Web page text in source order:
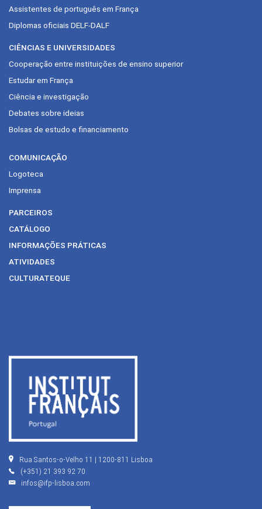
Assistentes de português em França
Diplomas oficiais DELF-DALF
CIÊNCIAS E UNIVERSIDADES
Cooperação entre instituições de ensino superior
Estudar em França
Ciência e investigação
Debates sobre ideias
Bolsas de estudo e financiamento
COMUNICAÇÃO
Logoteca
Imprensa
PARCEIROS
CATÁLOGO
INFORMAÇÕES PRÁTICAS
ATIVIDADES
CULTURATEQUE
Rua Santos-o-Velho 11 | 1200-811 Lisboa
(+351) 21 393 92 70
infos@ifp-lisboa.com